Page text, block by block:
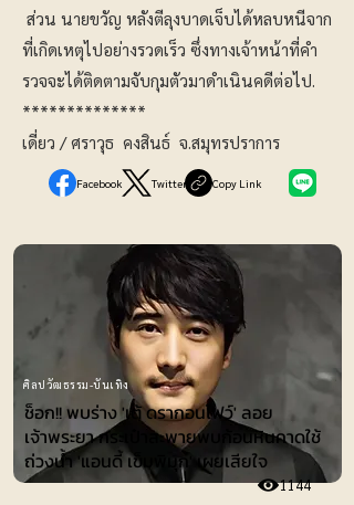
ส่วน นายขวัญ หลังตีลุงบาดเจ็บได้หลบหนีจาก
ที่เกิดเหตุไปอย่างรวดเร็ว ซึ่งทางเจ้าหน้าที่คำ
รวจจะได้ติดตามจับกุมตัวมาดำเนินคดีต่อไป.
**************
เดี่ยว / ศราวุธ คงสินธ์ จ.สมุทรปราการ
Facebook Twitter Copy Link
ศิลปวัฒธรรม-บันเทิง
ช็อก!! พบร่าง 'เต้ ดรากอนไฟว์' ลอย
เจ้าพระยา กระเป๋าสะพายพบก้อนหินคาดใช้
ถ่วงน้ำ 'แอนดี้ เข็มพิมุก' เผยเสียใจ
1144